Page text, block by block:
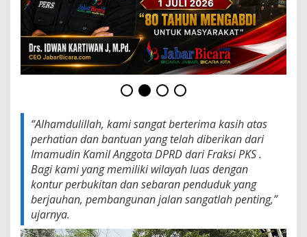
l
a
n
L
e
b
h
B
a
i
k
“Alhamdulillah, kami sangat berterima kasih atas
perhatian dan bantuan yang telah diberikan dari
Imamudin Kamil Anggota DPRD dari Fraksi PKS .
Bagi kami yang memiliki wilayah luas dengan
kontur perbukitan dan sebaran penduduk yang
berjauhan, pembangunan jalan sangatlah penting,”
ujarnya.